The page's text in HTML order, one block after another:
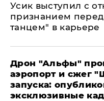
Усик выступил с
признанием
танцем" в карьере
Дрон "Альфы"
аэропорт и сжег
запуска:
эксклюзивные